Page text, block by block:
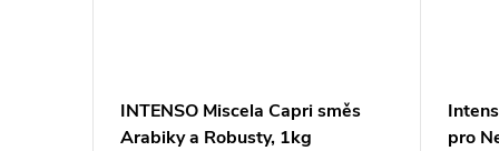
INTENSO Miscela Capri směs
Arabiky a Robusty, 1kg
pro